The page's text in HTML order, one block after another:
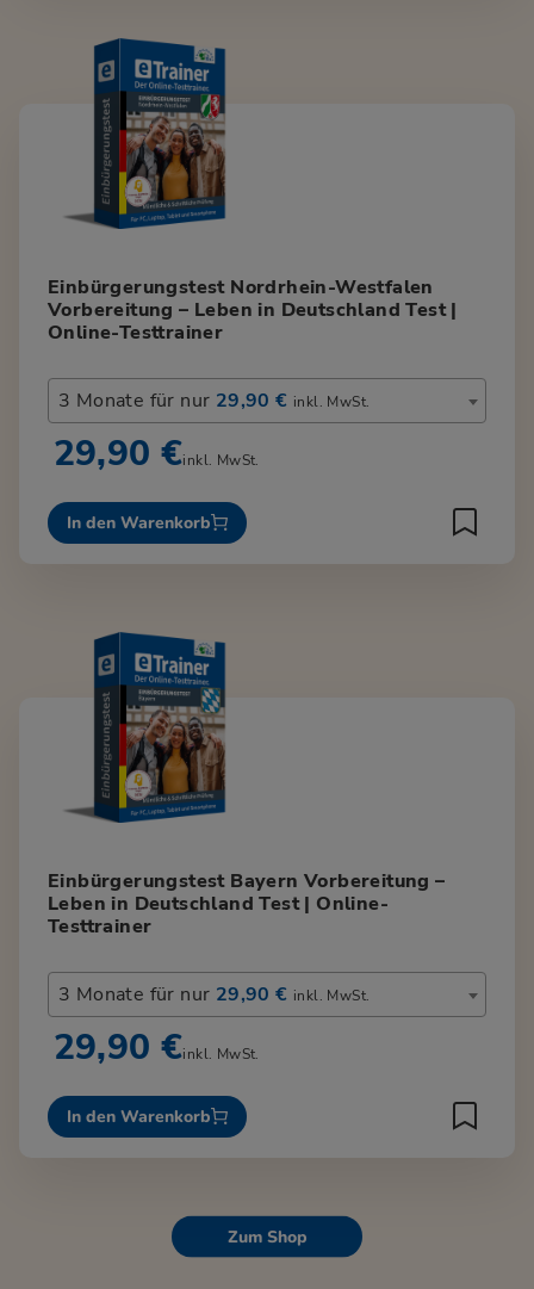
Einbürgerungstest Nordrhein-Westfalen
Vorbereitung – Leben in Deutschland Test |
Online-Testtrainer
3 Monate für nur 29,90 € inkl. MwSt.
29,90 €inkl. MwSt.
In den Warenkorb
Einbürgerungstest Bayern Vorbereitung –
Leben in Deutschland Test | Online-
Testtrainer
3 Monate für nur 29,90 € inkl. MwSt.
29,90 €inkl. MwSt.
In den Warenkorb
Zum Shop